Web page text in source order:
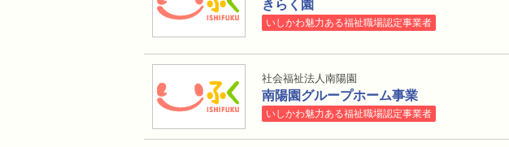
きらく園
いしかわ魅力ある福祉職場認定事業者
社会福祉法人南陽園
南陽園グループホーム事業
いしかわ魅力ある福祉職場認定事業者